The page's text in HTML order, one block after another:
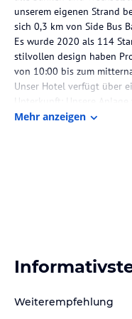
unserem eigenen Strand
sich 0,3 km von Side Bus
Es wurde 2020 als 114
stilvollen design haben
von 10:00 bis zum
Unser Hotel verfügt über
Unterkunft: Unsere
zu 3 Personen können
Unsere All-inclusive-
Spätes Frühstück :10:00 –
Mittagessen: 12:30 – 14:00
Mehr anzeigen
Weiterempfehlung